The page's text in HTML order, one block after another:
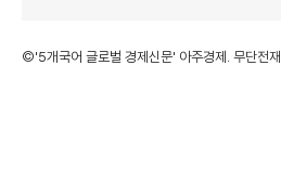
©'5개국어 글로벌 경제신문' 아주경제. 무단전재